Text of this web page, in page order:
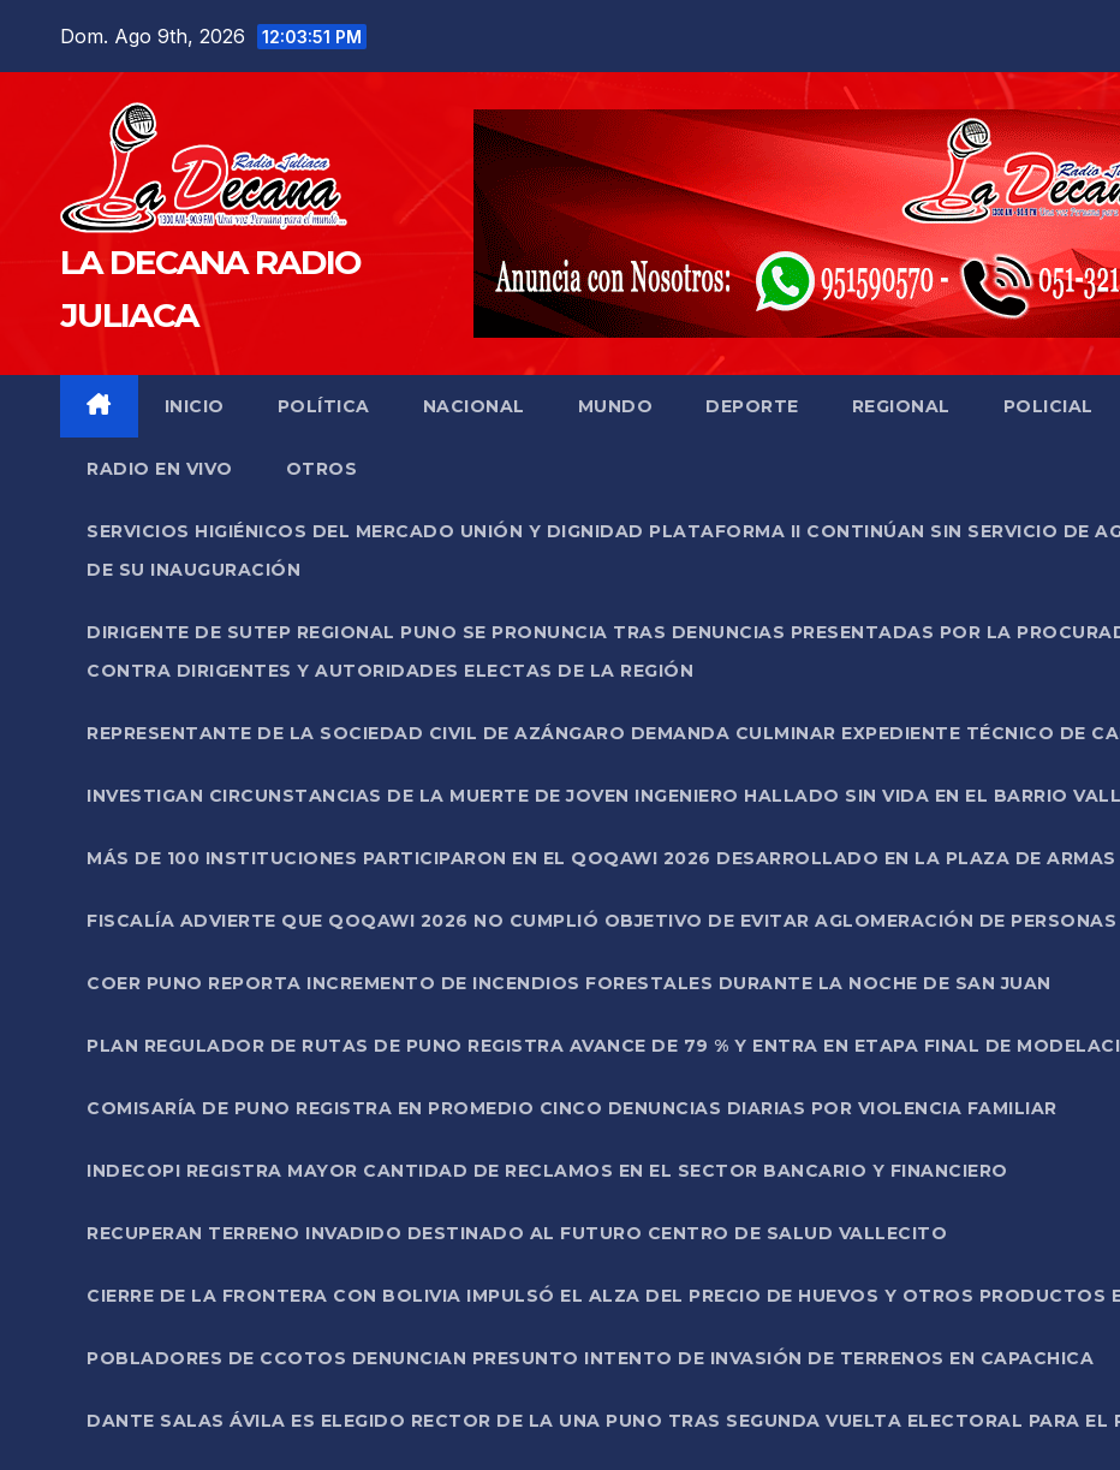
Dom. Ago 9th, 2026 12:03:52 PM
LA DECANA RADIO
JULIACA
INICIO POLÍTICA NACIONAL MUNDO DEPORTE REGIONAL POLICIAL
RADIO EN VIVO OTROS
SERVICIOS HIGIÉNICOS DEL MERCADO UNIÓN Y DIGNIDAD PLATAFORMA II CONTINÚAN SIN SERVICIO DE
DE SU INAUGURACIÓN
DIRIGENTE DE SUTEP REGIONAL PUNO SE PRONUNCIA TRAS DENUNCIAS PRESENTADAS POR LA
CONTRA DIRIGENTES Y AUTORIDADES ELECTAS DE LA REGIÓN
REPRESENTANTE DE LA SOCIEDAD CIVIL DE AZÁNGARO DEMANDA CULMINAR EXPEDIENTE TÉCNICO DE
INVESTIGAN CIRCUNSTANCIAS DE LA MUERTE DE JOVEN INGENIERO HALLADO SIN VIDA EN EL BARRIO
MÁS DE 100 INSTITUCIONES PARTICIPARON EN EL QOQAWI 2026 DESARROLLADO EN LA PLAZA DE ARMAS
FISCALÍA ADVIERTE QUE QOQAWI 2026 NO CUMPLIÓ OBJETIVO DE EVITAR AGLOMERACIÓN DE PERSONAS
COER PUNO REPORTA INCREMENTO DE INCENDIOS FORESTALES DURANTE LA NOCHE DE SAN JUAN
PLAN REGULADOR DE RUTAS DE PUNO REGISTRA AVANCE DE 79 % Y ENTRA EN ETAPA FINAL DE
COMISARÍA DE PUNO REGISTRA EN PROMEDIO CINCO DENUNCIAS DIARIAS POR VIOLENCIA FAMILIAR
INDECOPI REGISTRA MAYOR CANTIDAD DE RECLAMOS EN EL SECTOR BANCARIO Y FINANCIERO
RECUPERAN TERRENO INVADIDO DESTINADO AL FUTURO CENTRO DE SALUD VALLECITO
CIERRE DE LA FRONTERA CON BOLIVIA IMPULSÓ EL ALZA DEL PRECIO DE HUEVOS Y OTROS PRODUCTOS
POBLADORES DE CCOTOS DENUNCIAN PRESUNTO INTENTO DE INVASIÓN DE TERRENOS EN CAPACHICA
DANTE SALAS ÁVILA ES ELEGIDO RECTOR DE LA UNA PUNO TRAS SEGUNDA VUELTA ELECTORAL PARA EL